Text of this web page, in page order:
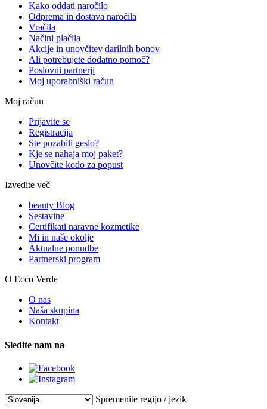
Kako oddati naročilo
Odprema in dostava naročila
Vračila
Načini plačila
Akcije in unovčitev darilnih bonov
Ali potrebujete dodatno pomoč?
Poslovni partnerji
Moj uporabniški račun
Moj račun
Prijavite se
Registracija
Ste pozabili geslo?
Kje se nahaja moj paket?
Unovčite kodo za popust
Izvedite več
beauty Blog
Sestavine
Certifikati naravne kozmetike
Mi in naše okolje
Aktualne ponudbe
Partnerski program
O Ecco Verde
O nas
Naša skupina
Kontakt
Sledite nam na
Spremenite regijo / jezik